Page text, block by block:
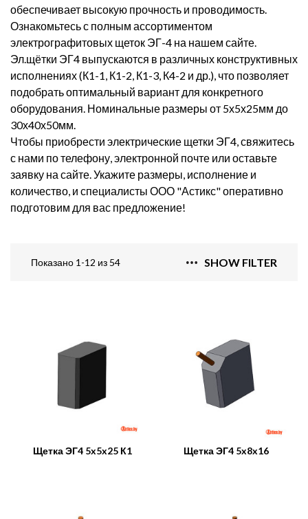
обеспечивает высокую прочность и проводимость.
Ознакомьтесь с полным ассортиментом
электрографитовых щеток ЭГ-4 на нашем сайте.
Эл.щётки ЭГ4 выпускаются в различных конструктивных
исполнениях (К1-1, К1-2, К1-3, К4-2 и др.), что позволяет
подобрать оптимальный вариант для конкретного
оборудования. Номинальные размеры от 5х5х25мм до
30х40х50мм.
Чтобы приобрести электрические щетки ЭГ4, свяжитесь
с нами по телефону, электронной почте или оставьте
заявку на сайте. Укажите размеры, исполнение и
количество, и специалисты ООО "Астикс" оперативно
подготовим для вас предложение!
SHOW FILTER
Показано 1-12 из 54
Щетка ЭГ4 5x5x25 К1 Щетка ЭГ4 5x8x16